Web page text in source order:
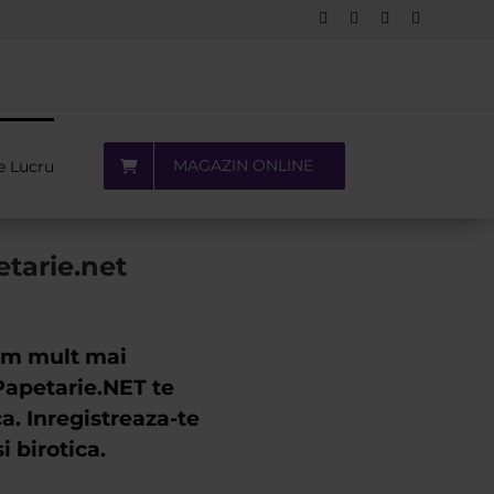
FacebookLinkedInYouTube
Lucru MAGAZIN ONLINE
mult mai
te
Inregistreaza-te
birotica.